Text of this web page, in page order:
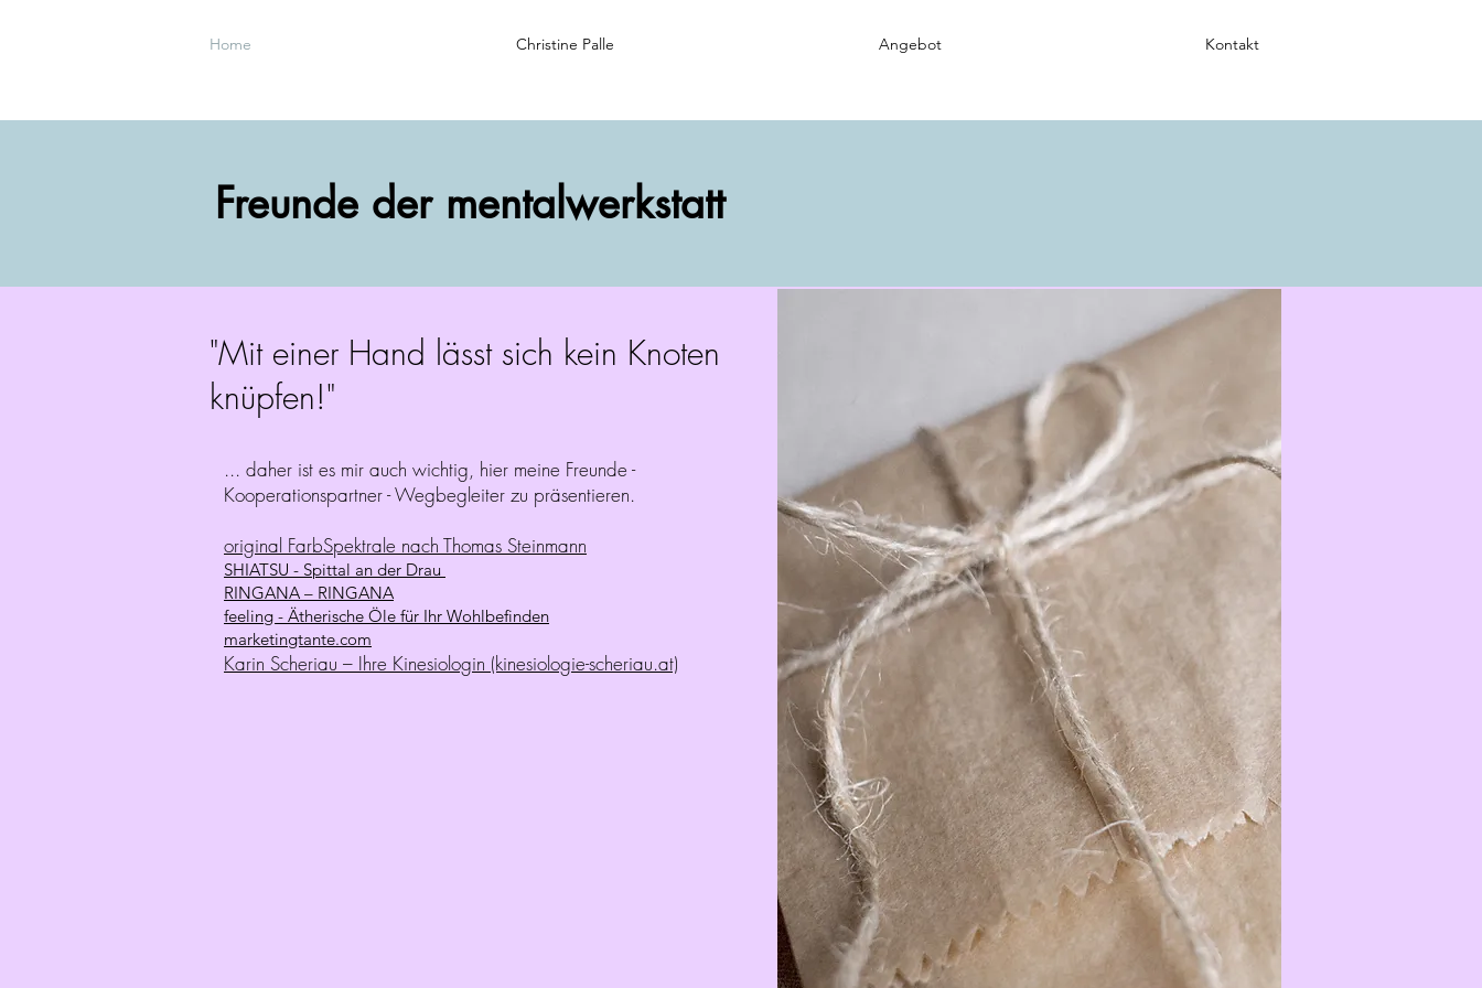
Home Christine Palle Angebot Kontakt
"Mit einer Hand lässt sich kein Knoten
knüpfen!"
... daher ist es mir auch wichtig, hier meine Freunde -
Kooperationspartner - Wegbegleiter zu präsentieren.
original FarbSpektrale nach Thomas Steinmann
SHIATSU - Spittal an der Drau
RINGANA – RINGANA
feeling - Ätherische Öle für Ihr Wohlbefinden
marketingtante.com
Karin Scheriau – Ihre Kinesiologin (kinesiologie-scheriau.at)
Freunde der mentalwerkstatt